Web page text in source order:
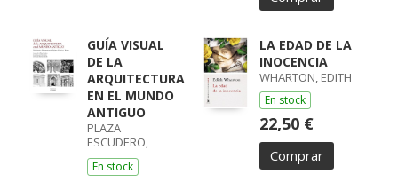
GUÍA VISUAL
DE LA
ARQUITECTURA
EN EL MUNDO
ANTIGUO
PLAZA
ESCUDERO,
LORENZO DE LA /
MARTÍNEZ
En stock
LA EDAD DE LA
INOCENCIA
WHARTON, EDITH
En stock
22,50 €
Comprar